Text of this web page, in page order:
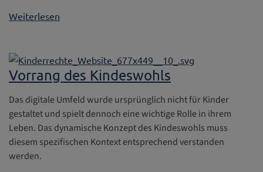
Weiterlesen
Vorrang des Kindeswohls
Das digitale Umfeld wurde ursprünglich nicht für Kinder
gestaltet und spielt dennoch eine wichtige Rolle in ihrem
Leben. Das dynamische Konzept des Kindeswohls muss
diesem spezifischen Kontext entsprechend verstanden
werden.